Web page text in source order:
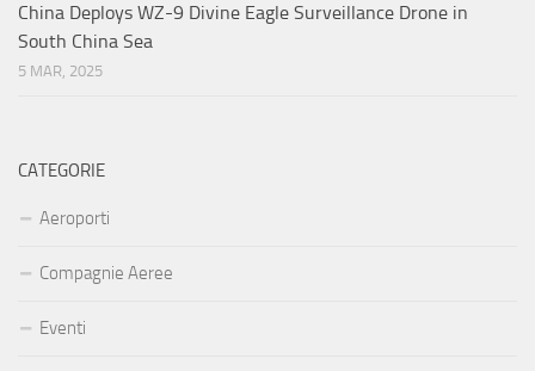
China Deploys WZ-9 Divine Eagle Surveillance Drone in
South China Sea
5 MAR, 2025
CATEGORIE
Aeroporti
Compagnie Aeree
Eventi